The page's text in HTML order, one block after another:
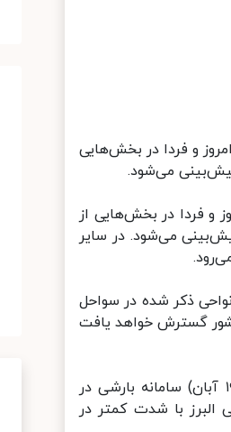
و فردا در بخش‌هایی
می‌شود.
فردا در بخش‌هایی از
می‌شود. در سایر
علاوه بر نواحی ذکر شده در سواحل
گسترش خواهد یافت
مدیرکل پیش‌بینی و هشدار سریع سازمان هواشناسی، دوشنبه (۱۹ آبان) سامانه بارشی در
با شدت کمتر در